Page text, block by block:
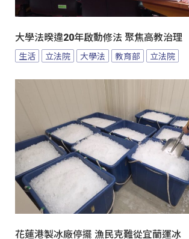
大學法暌違20年啟動修法 聚焦高教治理
生活 立法院 大學法 教育部 立法院
花蓮港製冰廠停擺 漁民克難從宜蘭運冰